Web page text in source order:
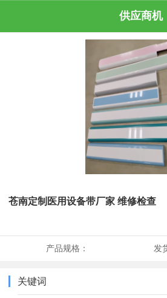
供应商机
苍南定制医用设备带厂家 维修检查
产品规格： 发
关键词